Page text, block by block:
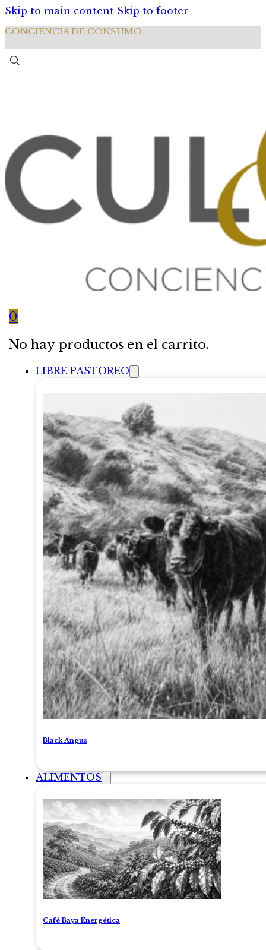
Skip to main content Skip to footer
CONCIENCIA DE CONSUMO
0
No hay productos en el carrito.
LIBRE PASTOREO
Black Angus
ALIMENTOS
Café Baya Energética